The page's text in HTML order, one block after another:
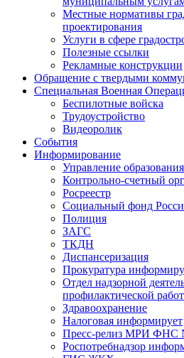
Местные нормативы
проектирования
Услуги в сфере
Полезные ссылки
Рекламные конструкции
Обращение с твердыми
Специальная Военная
Беспилотные войска
Трудоустройство
Видеоролик
События
Информирование
Управление образования
Контрольно-счетный
Росреестр
Социальный фонд
Полиция
ЗАГС
ТКДН
Диспансеризация
Прокуратура
Отдел надзорной
профилактической
Здравоохранение
Налоговая информирует
Пресс-релиз МРИ ФНС
Роспотребнадзор